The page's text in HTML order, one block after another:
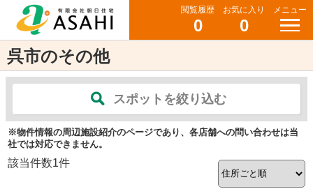
閲覧履歴
0
お気に入り
0
メニュー
呉市のその他
スポットを絞り込む
※物件情報の周辺施設紹介のページであり、各店舗への問い合わせは当
社では対応できません。
該当件数1件